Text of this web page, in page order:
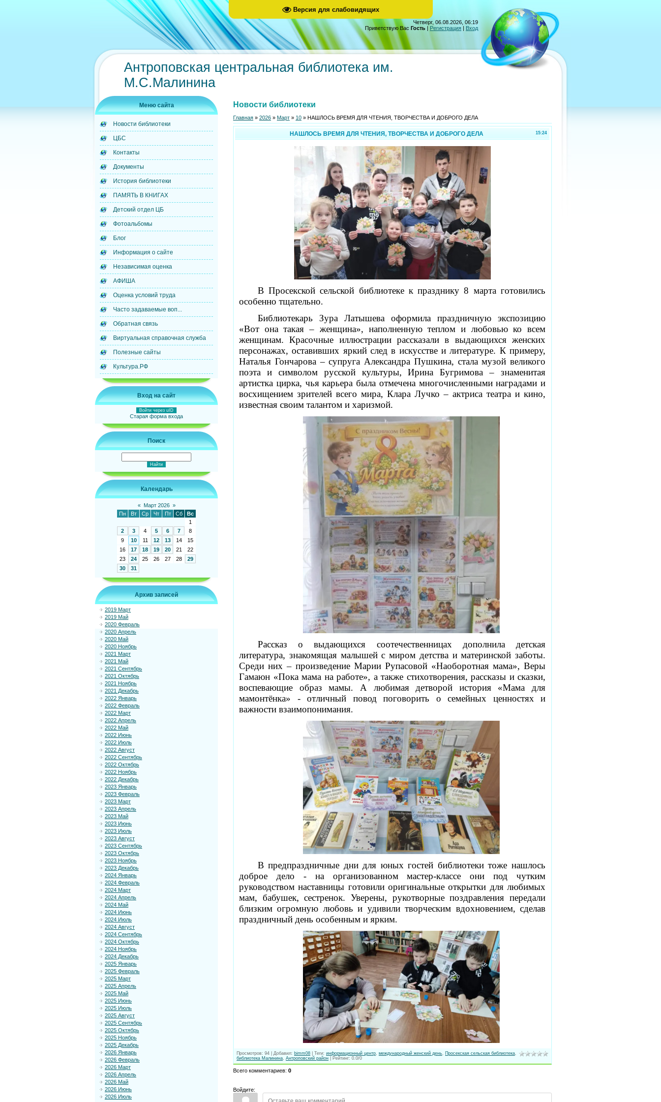
Версия для слабовидящих
Четверг, 06.08.2026, 06:19
Приветствую Вас Гость | Регистрация | Вход
Антроповская центральная библиотека им.
М.С.Малинина
Меню сайта
Новости библиотеки
ЦБС
Контакты
Документы
История библиотеки
ПАМЯТЬ В КНИГАХ
Детский отдел ЦБ
Фотоальбомы
Блог
Информация о сайте
Независимая оценка
АФИША
Оценка условий труда
Часто задаваемые воп...
Обратная связь
Виртуальная справочная служба
Полезные сайты
Культура.РФ
Вход на сайт
Войти через uID
Старая форма входа
Поиск
Календарь
« Март 2026 »
Пн
Вт Ср Чт Пт Сб
Вс
1
2
3 4 5 6 7
8
9
10 11 12 13 14
15
16
17 18 19 20 21
22
23
24 25 26 27 28
29
30
31
Архив записей
2019 Март
2019 Май
2020 Февраль
2020 Апрель
2020 Май
2020 Ноябрь
2021 Март
2021 Май
2021 Сентябрь
2021 Октябрь
2021 Ноябрь
2021 Декабрь
2022 Январь
2022 Февраль
2022 Март
2022 Апрель
2022 Май
2022 Июнь
2022 Июль
2022 Август
2022 Сентябрь
2022 Октябрь
2022 Ноябрь
2022 Декабрь
2023 Январь
2023 Февраль
2023 Март
2023 Апрель
2023 Май
2023 Июнь
2023 Июль
2023 Август
2023 Сентябрь
2023 Октябрь
2023 Ноябрь
2023 Декабрь
2024 Январь
2024 Февраль
2024 Март
2024 Апрель
2024 Май
2024 Июнь
2024 Июль
2024 Август
2024 Сентябрь
2024 Октябрь
2024 Ноябрь
2024 Декабрь
2025 Январь
2025 Февраль
2025 Март
2025 Апрель
2025 Май
2025 Июнь
2025 Июль
2025 Август
2025 Сентябрь
2025 Октябрь
2025 Ноябрь
2025 Декабрь
2026 Январь
2026 Февраль
2026 Март
2026 Апрель
2026 Май
2026 Июнь
2026 Июль
Новости библиотеки
Главная » 2026 » Март » 10 » НАШЛОСЬ ВРЕМЯ ДЛЯ ЧТЕНИЯ, ТВОРЧЕСТВА И ДОБРОГО ДЕЛА
15:24
НАШЛОСЬ ВРЕМЯ ДЛЯ ЧТЕНИЯ, ТВОРЧЕСТВА И ДОБРОГО ДЕЛА
В Просекской сельской библиотеке к празднику 8 марта готовились
особенно тщательно.
Библиотекарь Зура Латышева оформила праздничную экспозицию
«Вот она такая – женщина», наполненную теплом и любовью ко всем
женщинам. Красочные иллюстрации рассказали в выдающихся женских
персонажах, оставивших яркий след в искусстве и литературе. К примеру,
Наталья Гончарова – супруга Александра Пушкина, стала музой великого
поэта и символом русской культуры, Ирина Бугримова – знаменитая
артистка цирка, чья карьера была отмечена многочисленными наградами и
восхищением зрителей всего мира, Клара Лучко – актриса театра и кино,
известная своим талантом и харизмой.
Рассказ о выдающихся соотечественницах дополнила детская
литература, знакомящая малышей с миром детства и материнской заботы.
Среди них – произведение Марии Рупасовой «Наоборотная мама», Веры
Гамаюн «Пока мама на работе», а также стихотворения, рассказы и сказки,
воспевающие образ мамы. А любимая детворой история «Мама для
мамонтёнка» - отличный повод поговорить о семейных ценностях и
важности взаимопонимания.
В предпраздничные дни для юных гостей библиотеки тоже нашлось
доброе дело - на организованном мастер-классе они под чутким
руководством наставницы готовили оригинальные открытки для любимых
мам, бабушек, сестренок. Уверены, рукотворные поздравления передали
близким огромную любовь и удивили творческим вдохновением, сделав
праздничный день особенным и ярким.
Просмотров: 94 Добавил: bimm08 Теги: информационный центр, международный женский день, Просекская сельская библиотека,
библиотека Малинина, Антроповский район Рейтинг: 0.0/0
Всего комментариев: 0
Войдите: